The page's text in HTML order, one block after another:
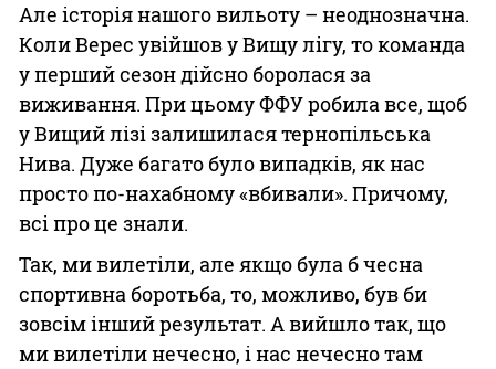
Але історія нашого вильоту – неоднозначна.
Коли Верес увійшов у Вищу лігу, то команда
у перший сезон дійсно боролася за
виживання. При цьому ФФУ робила все, щоб
у Вищий лізі залишилася тернопільська
Нива. Дуже багато було випадків, як нас
просто по-нахабному «вбивали». Причому,
всі про це знали.
Так, ми вилетіли, але якщо була б чесна
спортивна боротьба, то, можливо, був би
зовсім інший результат. А вийшло так, що
ми вилетіли нечесно, і нас нечесно там